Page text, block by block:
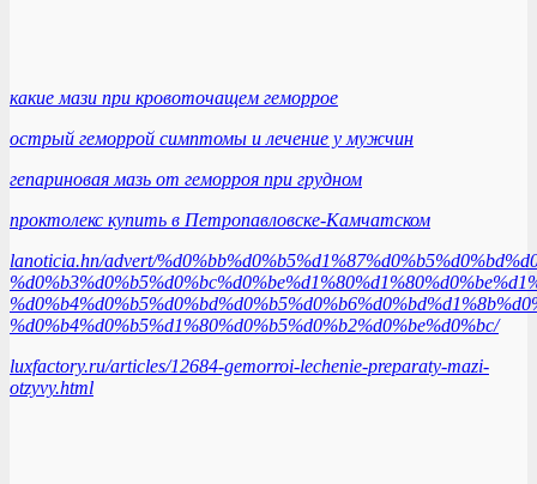
какие мази при кровоточащем геморрое
острый геморрой симптомы и лечение у мужчин
гепариновая мазь от геморроя при грудном
проктолекс купить в Петропавловске-Камчатском
lanoticia.hn/advert/
%d0%b4%d0%b5%d1%80%d0%b5%d0%b2%d0%be%d0%bc/
luxfactory.ru/articles/12684-gemorroi-lechenie-preparaty-mazi-
otzyvy.html